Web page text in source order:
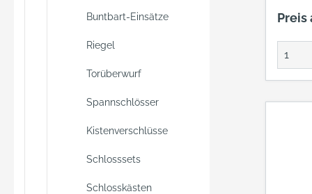
Buntbart-Einsätze
Riegel
Torüberwurf
Spannschlösser
Kistenverschlüsse
Schlosssets
Schlosskästen
der
wird
Falle
WC-
Preis